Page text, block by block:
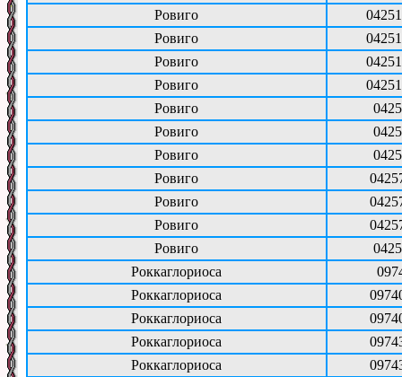
Ровиго
Ровиго
Ровиго
Ровиго
Ровиго
Ровиго
Ровиго
Ровиго
Ровиго
Ровиго
Ровиго
Роккаглориоса
Роккаглориоса
Роккаглориоса
Роккаглориоса
Роккаглориоса